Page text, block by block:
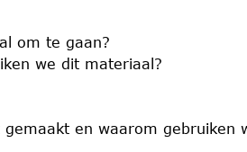
om te gaan?
we dit materiaal?
en waarom gebruiken